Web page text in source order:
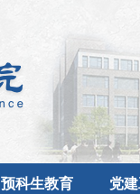
预科生教育 党